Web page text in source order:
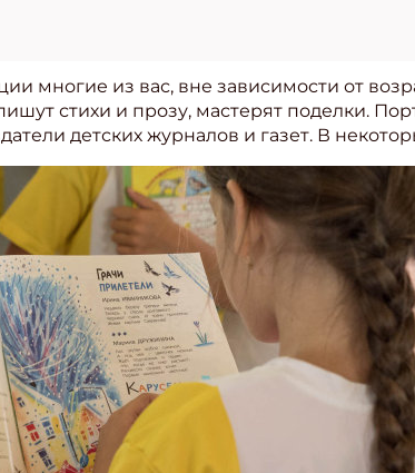
многие из вас, вне зависимости от
стихи и прозу, мастерят поделки.
детских журналов и газет. В